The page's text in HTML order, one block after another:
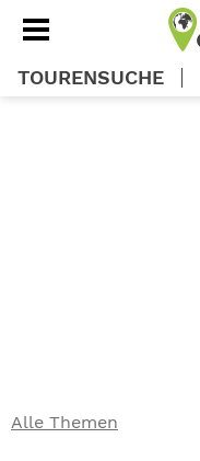
Alle Themen
TOURENSUCHE